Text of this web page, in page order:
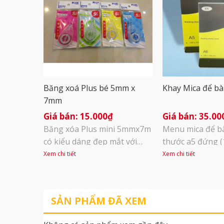
Băng xoá Plus bé 5mm x
7mm
15.000₫
Băng xóa Plus mini 5mmx7m
có kiểu dáng đẹp mắt với
phần thân bút được thiết kế
điều khiển được bút xóa
Băng xóa được làm bằng
chất liệu nhựa trong suốt,
Xem chi tiết
Khay Mica để
Menu mica để
thước a5 đứng
Chất liệu mica
Xem chi tiết
SẢN PHẨM ĐÃ XEM